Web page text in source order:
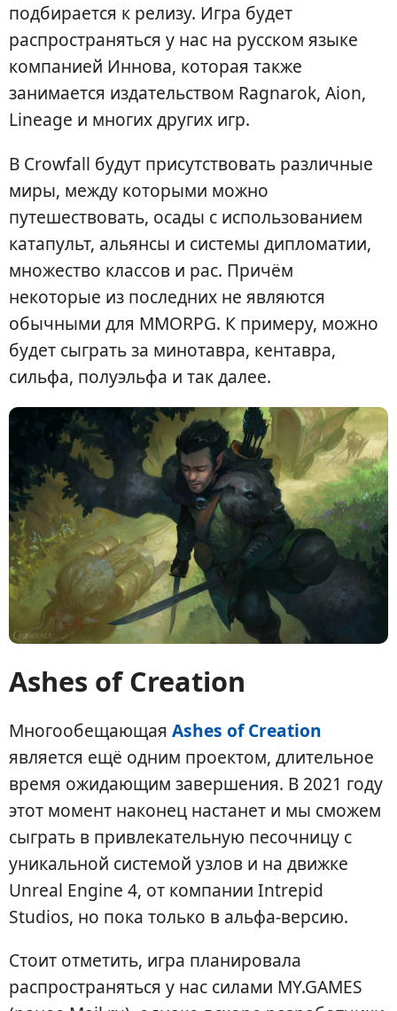
подбирается к релизу. Игра будет
распространяться у нас на русском языке
компанией Иннова, которая также
занимается издательством Ragnarok, Aion,
Lineage и многих других игр.
В Crowfall будут присутствовать различные
миры, между которыми можно
путешествовать, осады с использованием
катапульт, альянсы и системы дипломатии,
множество классов и рас. Причём
некоторые из последних не являются
обычными для MMORPG. К примеру, можно
будет сыграть за минотавра, кентавра,
сильфа, полуэльфа и так далее.
Ashes of Creation
Многообещающая Ashes of Creation
является ещё одним проектом, длительное
время ожидающим завершения. В 2021 году
этот момент наконец настанет и мы сможем
сыграть в привлекательную песочницу с
уникальной системой узлов и на движке
Unreal Engine 4, от компании Intrepid
Studios, но пока только в альфа-версию.
Стоит отметить, игра планировала
распространяться у нас силами MY.GAMES